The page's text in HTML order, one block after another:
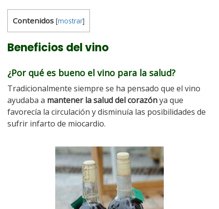
Contenidos [mostrar]
Beneficios del vino
¿Por qué es bueno el vino para la salud?
Tradicionalmente siempre se ha pensado que el vino
ayudaba a mantener la salud del corazónya que
favorecía la circulación y disminuía las posibilidades de
sufrir infarto de miocardio.